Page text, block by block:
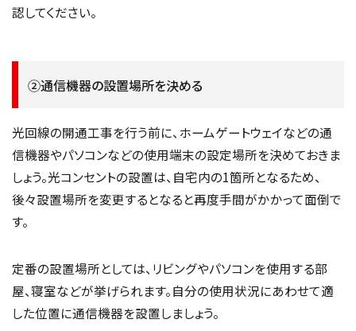
認してください。
②通信機器の設置場所を決める
光回線の開通工事を行う前に、ホームゲートウェイなどの通
信機器やパソコンなどの使用端末の設定場所を決めておきま
しょう。光コンセントの設置は、自宅内の1箇所となるため、
後々設置場所を変更するとなると再度手間がかかって面倒で
す。
定番の設置場所としては、リビングやパソコンを使用する部
屋、寝室などが挙げられます。自分の使用状況にあわせて適
した位置に通信機器を設置しましょう。